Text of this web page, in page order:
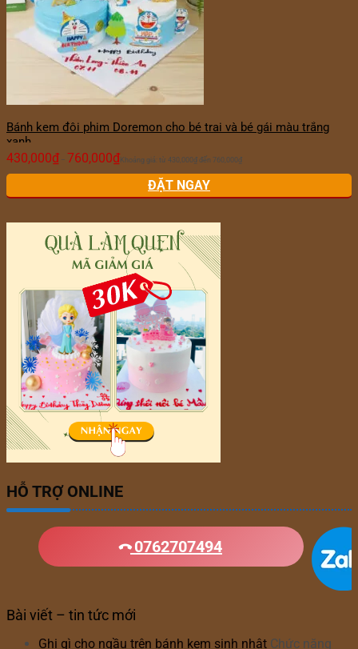
Bánh kem đôi phim Doremon cho bé trai và bé gái màu trắng
xanh
430,000₫ – 760,000₫ Khoảng giá: từ 430,000₫ đến 760,000₫
ĐẶT NGAY
HỖ TRỢ ONLINE
0762707494
Bài viết – tin tức mới
Ghi gì cho ngầu trên bánh kem sinh nhật Chức năng